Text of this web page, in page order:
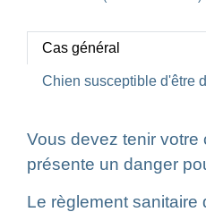
Cas général
Chien susceptible d'être
Vous devez tenir votre
présente un danger
Le règlement sanitaire